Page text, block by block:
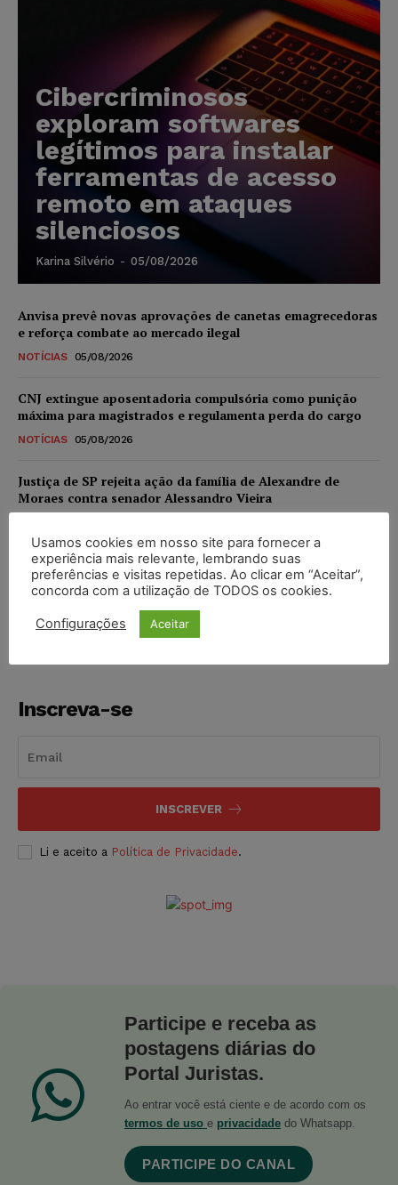
Cibercriminosos
exploram softwares
legítimos para instalar
ferramentas de acesso
remoto em ataques
silenciosos
Karina Silvério - 05/08/2026
Anvisa prevê novas aprovações de canetas emagrecedoras
e reforça combate ao mercado ilegal
NOTÍCIAS 05/08/2026
CNJ extingue aposentadoria compulsória como punição
máxima para magistrados e regulamenta perda do cargo
NOTÍCIAS 05/08/2026
Justiça de SP rejeita ação da família de Alexandre de
Moraes contra senador Alessandro Vieira
Conselho Nacional de Justiça determina afastamento da
juíza Gabriela Hardt por dois anos
Inscreva-se
INSCREVER
Li e aceito a Política de Privacidade.
Participe e receba as
postagens diárias do
Portal Juristas.
Ao entrar você está ciente e de acordo com os
termos de uso e privacidade do Whatsapp.
PARTICIPE DO CANAL
Usamos cookies em nosso site para fornecer a
experiência mais relevante, lembrando suas
preferências e visitas repetidas. Ao clicar em “Aceitar”,
concorda com a utilização de TODOS os cookies.
Configurações Aceitar